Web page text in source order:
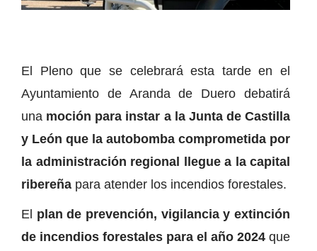
El Pleno que se celebrará esta tarde en el
Ayuntamiento de Aranda de Duero debatirá
una moción para instar a la Junta de Castilla
y León que la autobomba comprometida por
la administración regional llegue a la capital
ribereña para atender los incendios forestales.
El plan de prevención, vigilancia y extinción
de incendios forestales para el año 2024 que